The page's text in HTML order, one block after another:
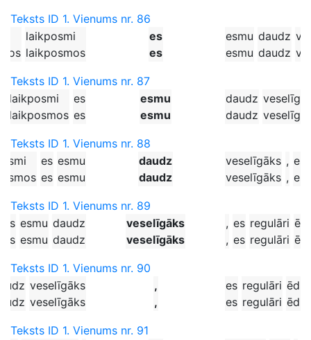
Teksts ID 1. Vienums nr. 86
laikposmi
laikposmos
es
es
esmu
esmu
daudz
daudz
Teksts ID 1. Vienums nr. 87
laikposmi
laikposmos
es
es
esmu
esmu
daudz
daudz
Teksts ID 1. Vienums nr. 88
es
es
esmu
esmu
daudz
daudz
veselīgāks
veselīgāks
,
,
es
es
Teksts ID 1. Vienums nr. 89
es
es
esmu
esmu
daudz
daudz
veselīgāks
veselīgāks
,
,
es
es
regulāri
regulāri
Teksts ID 1. Vienums nr. 90
veselīgāks
veselīgāks
,
,
es
es
regulāri
regulāri
ēdu
ēdu
Teksts ID 1. Vienums nr. 91